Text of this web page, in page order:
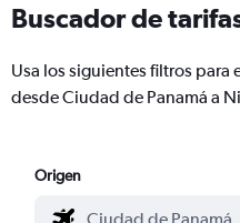
Buscador de
Usa los siguientes filtros para
desde Ciudad de Panamá a
Origen